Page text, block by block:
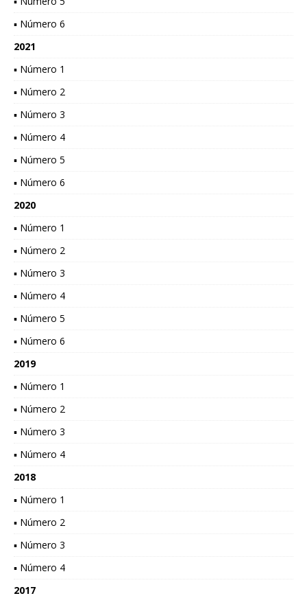
▪ Número 6
2021
▪ Número 1
▪ Número 2
▪ Número 3
▪ Número 4
▪ Número 5
▪ Número 6
2020
▪ Número 1
▪ Número 2
▪ Número 3
▪ Número 4
▪ Número 5
▪ Número 6
2019
▪ Número 1
▪ Número 2
▪ Número 3
▪ Número 4
2018
▪ Número 1
▪ Número 2
▪ Número 3
▪ Número 4
2017